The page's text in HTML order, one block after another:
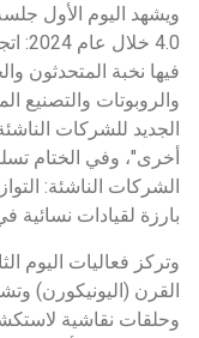
ويشهد اليوم الأول
4.0
فيها نخبة المتحدثون
والروبوتات والتصنيع
الجديد للشركات
أخرى"، وفي الختام
الشركات الناشئة:
بارزة لقيادات
وتركز فعاليات اليوم
القرن (اليونيكورن)
وحلقات نقاشية